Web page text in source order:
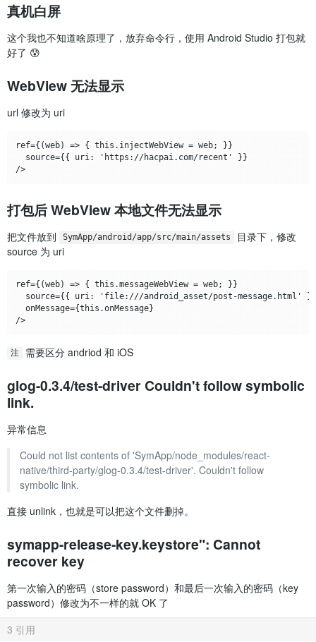
真机白屏
这个我也不知道啥原理了，放弃命令行，使用 Android Studio 打包就
好了 😰
WebView 无法显示
url 修改为 uri
ref={(web) => { this.injectWebView = web; }}
  source={{ uri: 'https://hacpai.com/recent' }}
/>
打包后 WebView 本地文件无法显示
把文件放到 SymApp/android/app/src/main/assets
目录下，修改
source 为 uri
ref={(web) => { this.messageWebView = web; }}
  source={{ uri: 'file:///android_asset/post-message.html' }}
  onMessage={this.onMessage}
/>
注 需要区分 andriod 和 iOS
glog-0.3.4/test-driver Couldn't follow symbolic
link.
异常信息
Could not list contents of 'SymApp/node_modules/react-
native/third-party/glog-0.3.4/test-driver'. Couldn't follow
symbolic link.
直接 unlink，也就是可以把这个文件删掉。
symapp-release-key.keystore": Cannot
recover key
第一次输入的密码（store password）和最后一次输入的密码（key
password）修改为不一样的就 OK 了
3 引用